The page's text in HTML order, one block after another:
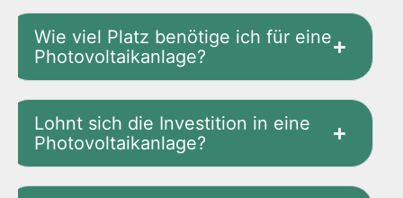
Wie viel Platz benötige ich für eine
Photovoltaikanlage?
Lohnt sich die Investition in eine
Photovoltaikanlage?